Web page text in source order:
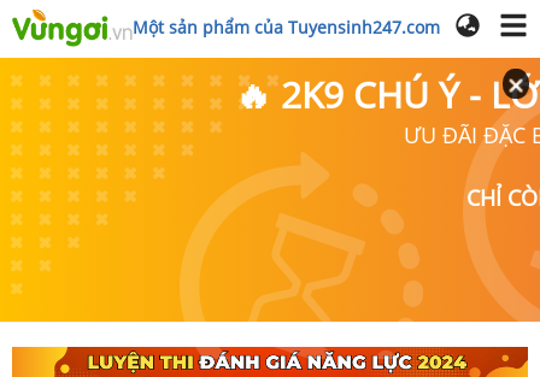
Một sản phẩm của Tuyensinh247.com
🔥 2K9 CHÚ Ý -
ƯU ĐÃI ĐẶC
CHỈ